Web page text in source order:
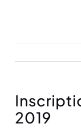
2019